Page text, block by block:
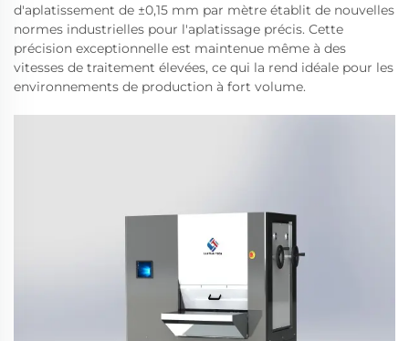
d'aplatissement de ±0,15 mm par mètre établit de nouvelles
normes industrielles pour l'aplatissage précis. Cette
précision exceptionnelle est maintenue même à des
vitesses de traitement élevées, ce qui la rend idéale pour les
environnements de production à fort volume.